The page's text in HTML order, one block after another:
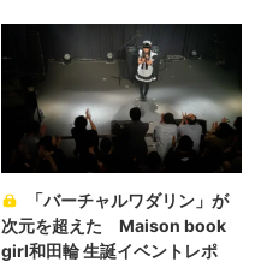
「バーチャルワダリン」が
次元を超えた Maison book
girl和田輪 生誕イベントレポ